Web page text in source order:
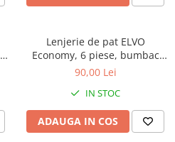
Lenjerie de pat ELVO
Economy, 6 piese, bumbac
policoton, alba, cu flori mov
90,00 Lei
IN STOC
ADAUGA IN COS